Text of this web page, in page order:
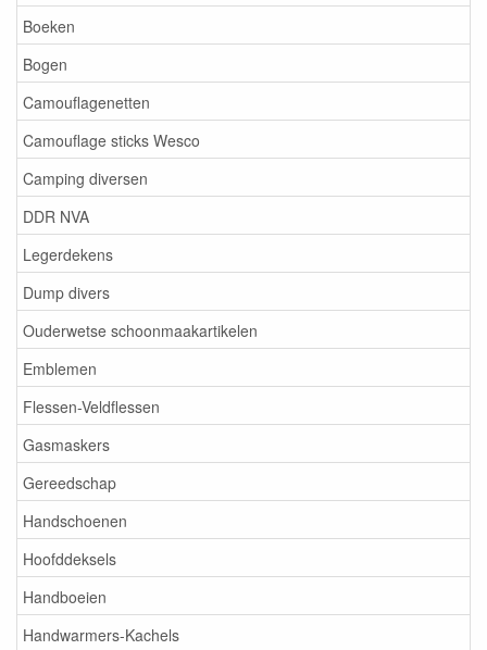
Boeken
Bogen
Camouflagenetten
Camouflage sticks Wesco
Camping diversen
DDR NVA
Legerdekens
Dump divers
Ouderwetse schoonmaakartikelen
Emblemen
Flessen-Veldflessen
Gasmaskers
Gereedschap
Handschoenen
Hoofddeksels
Handboeien
Handwarmers-Kachels